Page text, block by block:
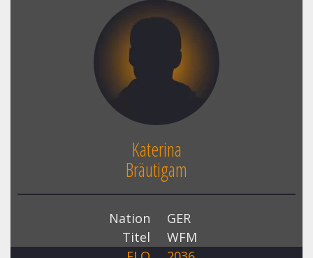
Katerina
Bräutigam
Nation
GER
Titel
WFM